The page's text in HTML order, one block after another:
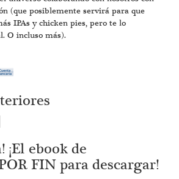
(que posiblemente servirá para que
IPAs y chicken pies, pero te lo
O incluso más).
¡El ebook de
FIN para descargar!